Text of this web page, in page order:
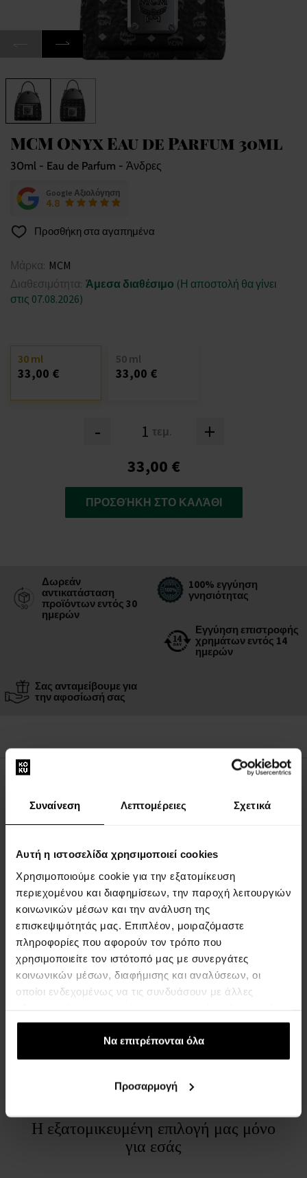
Συναίνεση Λεπτομέρειες Σχετικά
Αυτή η ιστοσελίδα χρησιμοποιεί cookies
Χρησιμοποιούμε cookie για την εξατομίκευση
περιεχομένου και διαφημίσεων, την παροχή λειτουργιών
κοινωνικών μέσων και την ανάλυση της
επισκεψιμότητάς μας. Επιπλέον, μοιραζόμαστε
πληροφορίες που αφορούν τον τρόπο που
χρησιμοποιείτε τον ιστότοπό μας με συνεργάτες
κοινωνικών μέσων, διαφήμισης και αναλύσεων, οι
οποίοι ενδεχομένως να τις συνδυάσουν με άλλες
έχουν συλλέξει σε σχέση με την από μέρους σας χρήση
των υπηρεσιών τους.Να επιτρέπονται όλα
Προσαρμογή
MCM Onyx Eau de Parfum 30ml
30ml - Eau de Parfum - Άνδρες
Google Αξιολόγηση
4.8
Προσθήκη στα αγαπημένα
Μάρκα: MCM
Διαθεσιμότητα: Άμεσα διαθέσιμο (Η αποστολή θα γίνει
στις 07.08.2026)
- τεμ. +
30 ml
33,00 €
50 ml
33,00 €
33,00 €
ΠΡΟΣΘΉΚΗ ΣΤΟ ΚΑΛΆΘΙ
Δωρεάν
αντικατάσταση
προϊόντων εντός 30
ημερών
100% εγγύηση
γνησιότητας
Εγγύηση επιστροφής
χρημάτων εντός 14
ημερών
Σας ανταμείβουμε για
την αφοσίωσή σας
MCM Onyx είναι ένα άρωμα εμπνευσμένο από την ευγένεια του
ανδρικού μυστηρίου, της δύναμης και της κομψότητας.
Νότες αρώματος:
Νότα κορυφής:ροζ πιπέρι, γκρέιπφρουτ, τζίντζερ
Νότα καρδιάς: λεβάντα, φύλλο βιολέτας, βασιλικός
Νότα βάσης:αϊτινή βετιβέρ, clearwood, σπόρος τόνκα
Η εξατομικευμένη επιλογή μας μόνο
για εσάς